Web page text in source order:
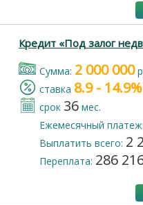
Кредит «Под залог
Cумма: 2 000 000
cтавка 8.9 - 14.9%
срок 36 мес.
Ежемесячный платеж:
Выплатить всего: 2
Переплата: 286